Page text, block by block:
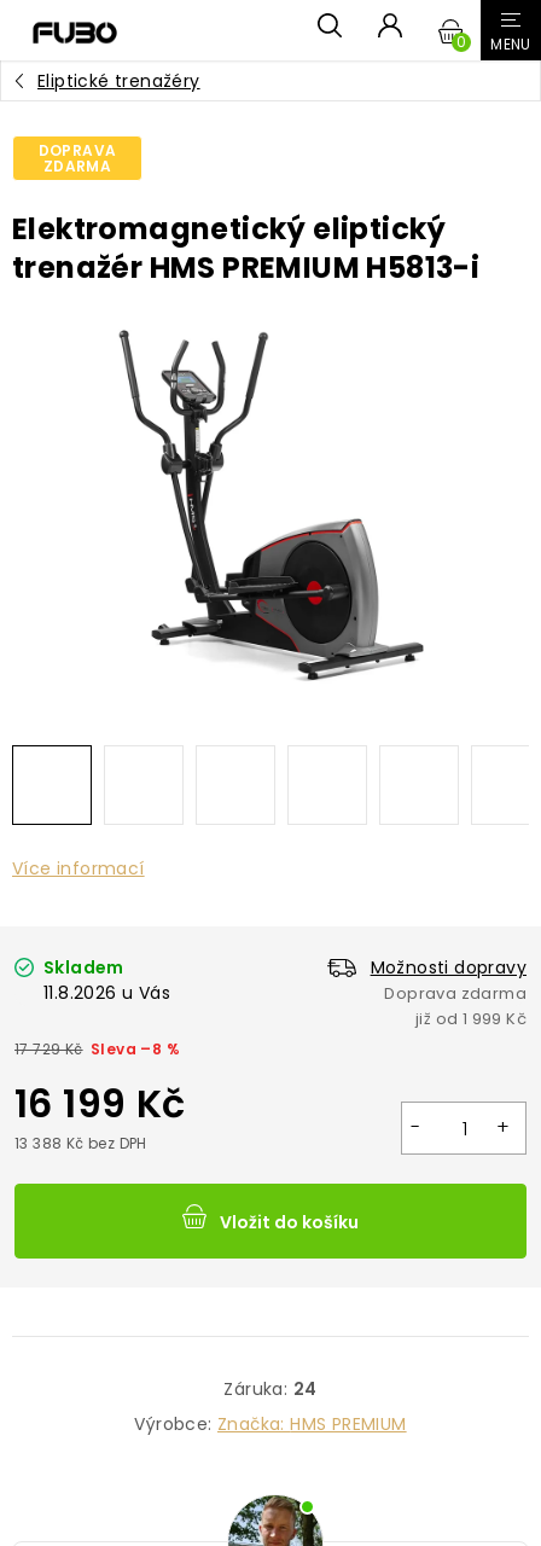
obsah
Eliptické trenažéry
DOPRAVA
ZDARMA
Elektromagnetický eliptický
trenažér HMS PREMIUM H5813-i
Více informací
Skladem
Možnosti dopravy
11.8.2026
17 729 Kč –8 %
16 199 Kč
13 388 Kč bez DPH
Vložit do košíku
Záruka: 24
Výrobce: Značka:HMS PREMIUM